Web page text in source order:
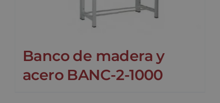
Banco de madera y
acero BANC-2-1000